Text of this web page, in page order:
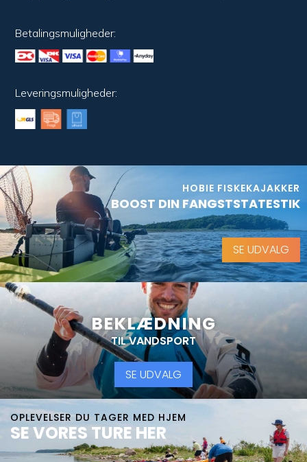
Betalingsmuligheder:
Leveringsmuligheder:
HOBIE FISKEKAJAKKER
BOOST DIN FANGSTSTATESTIK
SE UDVALG
BEKLÆDNING
TIL VANDSPORT
SE UDVALG
OPLEVELSER DU TAGER MED HJEM
SE VORES TURE HER